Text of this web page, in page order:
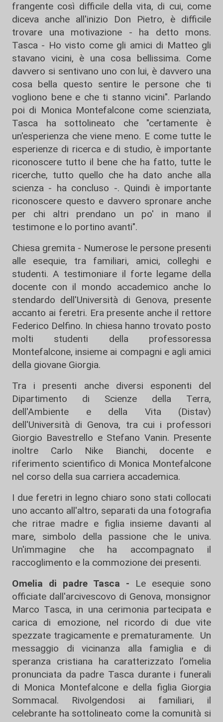
frangente così difficile della vita, di cui, come
diceva anche all'inizio Don Pietro, è difficile
trovare una motivazione - ha detto mons.
Tasca - Ho visto come gli amici di Matteo gli
stavano vicini, è una cosa bellissima. Come
davvero si sentivano uno con lui, è davvero una
cosa bella questo sentire le persone che ti
vogliono bene e che ti stanno vicini". Parlando
poi di Monica Montefalcone come scienziata,
Tasca ha sottolineato che "certamente è
un'esperienza che viene meno. E come tutte le
esperienze di ricerca e di studio, è importante
riconoscere tutto il bene che ha fatto, tutte le
ricerche, tutto quello che ha dato anche alla
scienza - ha concluso -. Quindi è importante
riconoscere questo e davvero spronare anche
per chi altri prendano un po' in mano il
testimone e lo portino avanti".
Chiesa gremita - Numerose le persone presenti
alle esequie, tra familiari, amici, colleghi e
studenti. A testimoniare il forte legame della
docente con il mondo accademico anche lo
stendardo dell'Università di Genova, presente
accanto ai feretri. Era presente anche il rettore
Federico Delfino. In chiesa hanno trovato posto
molti studenti della professoressa
Montefalcone, insieme ai compagni e agli amici
della giovane Giorgia.
Tra i presenti anche diversi esponenti del
Dipartimento di Scienze della Terra,
dell'Ambiente e della Vita (Distav)
dell'Università di Genova, tra cui i professori
Giorgio Bavestrello e Stefano Vanin. Presente
inoltre Carlo Nike Bianchi, docente e
riferimento scientifico di Monica Montefalcone
nel corso della sua carriera accademica.
I due feretri in legno chiaro sono stati collocati
uno accanto all'altro, separati da una fotografia
che ritrae madre e figlia insieme davanti al
mare, simbolo della passione che le univa.
Un'immagine che ha accompagnato il
raccoglimento e la commozione dei presenti.
Omelia di padre Tasca - Le esequie sono
officiate dall'arcivescovo di Genova, monsignor
Marco Tasca, in una cerimonia partecipata e
carica di emozione, nel ricordo di due vite
spezzate tragicamente e prematuramente. Un
messaggio di vicinanza alla famiglia e di
speranza cristiana ha caratterizzato l’omelia
pronunciata da padre Tasca durante i funerali
di Monica Montefalcone e della figlia Giorgia
Sommacal. Rivolgendosi ai familiari, il
celebrante ha sottolineato come la comunità si